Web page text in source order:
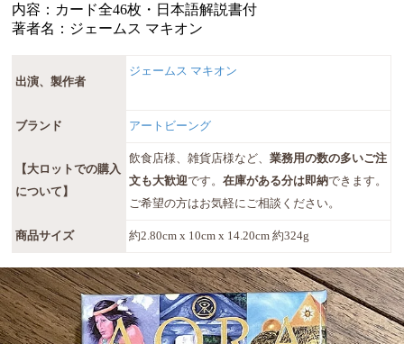
内容：カード全46枚・日本語解説書付
著者名：ジェームス マキオン
出演、製作者
ジェームス マキオン
ブランド アートビーング
【大ロットでの購入
について】
飲食店様、雑貨店様など、業務用の数の多いご注
文も大歓迎です。在庫がある分は即納できます。
ご希望の方はお気軽にご相談ください。
商品サイズ 約2.80cm x 10cm x 14.20cm 約324g